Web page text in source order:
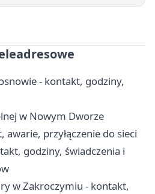
- kontakt, godziny,
w Nowym Dworze
przyłączenie do sieci
godziny, świadczenia i
w Zakroczymiu - kontakt,